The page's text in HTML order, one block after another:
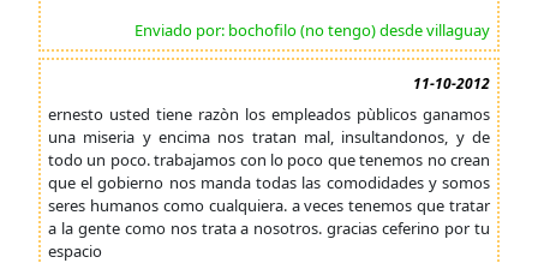
Enviado por: bochofilo (no tengo) desde villaguay
11-10-2012
ernesto usted tiene razòn los empleados pùblicos ganamos
una miseria y encima nos tratan mal, insultandonos, y de
todo un poco. trabajamos con lo poco que tenemos no crean
que el gobierno nos manda todas las comodidades y somos
seres humanos como cualquiera. a veces tenemos que tratar
a la gente como nos trata a nosotros. gracias ceferino por tu
espacio